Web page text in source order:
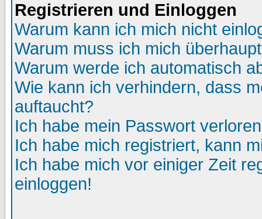
Registrieren und Einloggen
Warum kann ich mich nicht
Warum muss ich mich
Warum werde ich automatisch
Wie kann ich verhindern, dass
auftaucht?
Ich habe mein Passwort
Ich habe mich registriert, kann
Ich habe mich vor einiger Zeit
einloggen!